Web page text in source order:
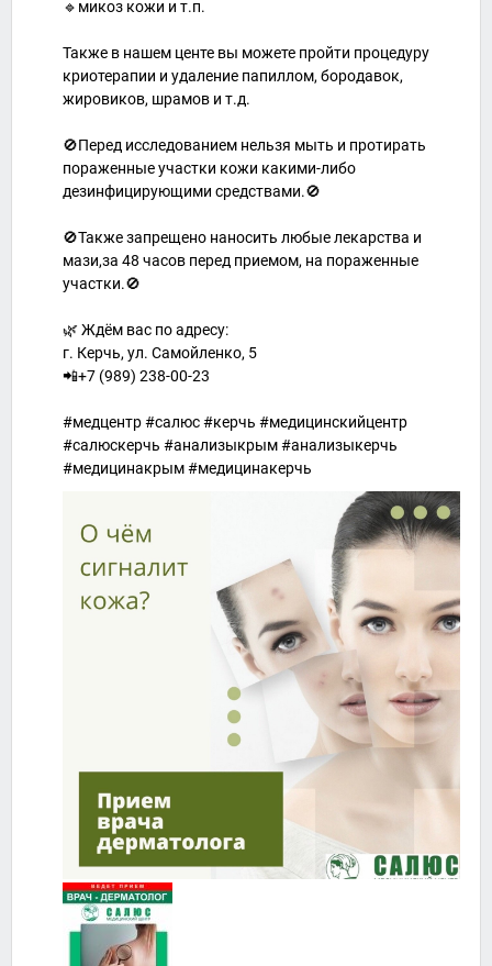
🔹микоз кожи и т.п.
Также в нашем центе вы можете пройти процедуру
криотерапии и удаление папиллом, бородавок,
жировиков, шрамов и т.д.
🚫Перед исследованием нельзя мыть и протирать
пораженные участки кожи какими-либо
дезинфицирующими средствами.🚫
🚫Также запрещено наносить любые лекарства и
мази,за 48 часов перед приемом, на пораженные
участки.🚫
🌿 Ждём вас по адресу:
г. Керчь, ул. Самойленко, 5
📲+7 (989) 238-00-23
#медцентр #салюс #керчь #медицинскийцентр
#салюскерчь #анализыкрым #анализыкерчь
#медицинакрым #медицинакерчь